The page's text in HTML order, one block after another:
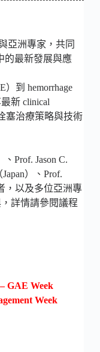
亞洲專家，共同
的最新發展與應
）到 hemorrhage
新 clinical
塞治療策略與技術
Prof. Jason C.
）、Prof.
，以及多位亞洲專
詳情請參閱議程
GAE Week
Week